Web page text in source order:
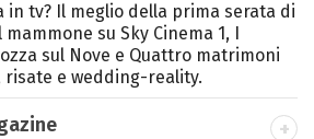
in tv? Il meglio della prima serata di
su Sky Cinema 1, I
sul Nove e Quattro matrimoni
risate e wedding-reality.